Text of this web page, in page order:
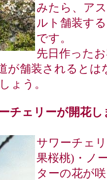
みたら、ア
ルト舗装す
です。
先日作った
が舗装されるとは
ょう。
チェリーが開花し
サワーチェ
果桜桃)・ノ
ターの花が